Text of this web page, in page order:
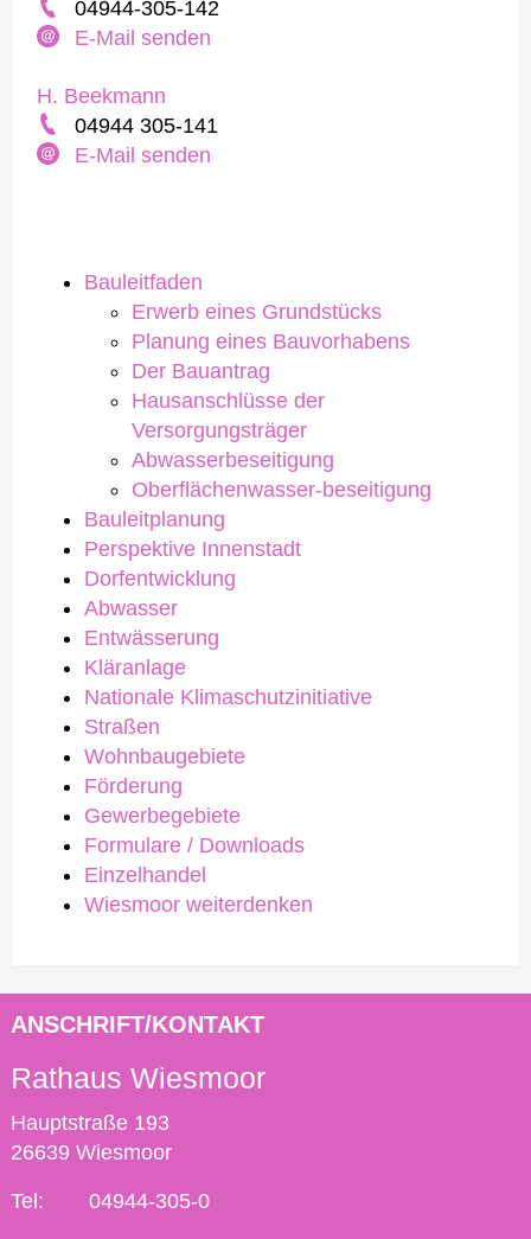
Bauleitfaden
Erwerb eines Grundstücks
Planung eines Bauvorhabens
Der Bauantrag
Hausanschlüsse der
Versorgungsträger
Abwasserbeseitigung
Oberflächenwasser-beseitigung
Bauleitplanung
Perspektive Innenstadt
Dorfentwicklung
Abwasser
Entwässerung
Kläranlage
Nationale Klimaschutzinitiative
Straßen
Wohnbaugebiete
Förderung
Gewerbegebiete
Formulare / Downloads
Einzelhandel
Wiesmoor weiterdenken
04944-305-142
E-Mail senden
H. Beekmann
04944 305-141
E-Mail senden
ANSCHRIFT/KONTAKT
Rathaus Wiesmoor
Hauptstraße 193
26639 Wiesmoor
Tel: 04944-305-0